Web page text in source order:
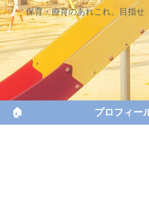
保育・療育のあれこれ。目指せ
🏠 プロフィー